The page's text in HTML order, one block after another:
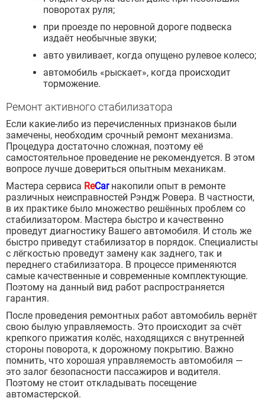
поворотах руля;
при проезде по неровной дороге подвеска
издаёт необычные звуки;
авто увиливает, когда опущено рулевое колесо;
автомобиль «рыскает», когда происходит
торможение.
Ремонт активного стабилизатора
Если какие-либо из перечисленных признаков были
замечены, необходим срочный ремонт механизма.
Процедура достаточно сложная, поэтому её
самостоятельное проведение не рекомендуется. В этом
вопросе лучше довериться опытным механикам.
Мастера сервиса ReCarнакопили опыт в ремонте
различных неисправностей Рэндж Ровера. В частности,
в их практике было множество решённых проблем со
стабилизатором. Мастера быстро и качественно
проведут диагностику Вашего автомобиля. И столь же
быстро приведут стабилизатор в порядок. Специалисты
с лёгкостью проведут замену как заднего, так и
переднего стабилизатора. В процессе применяются
самые качественные и современные комплектующие.
Поэтому на данный вид работ распространяется
гарантия.
После проведения ремонтных работ автомобиль вернёт
свою былую управляемость. Это происходит за счёт
крепкого прижатия колёс, находящихся с внутренней
стороны поворота, к дорожному покрытию. Важно
помнить, что хорошая управляемость автомобиля —
это залог безопасности пассажиров и водителя.
Поэтому не стоит откладывать посещение
автомастерской.